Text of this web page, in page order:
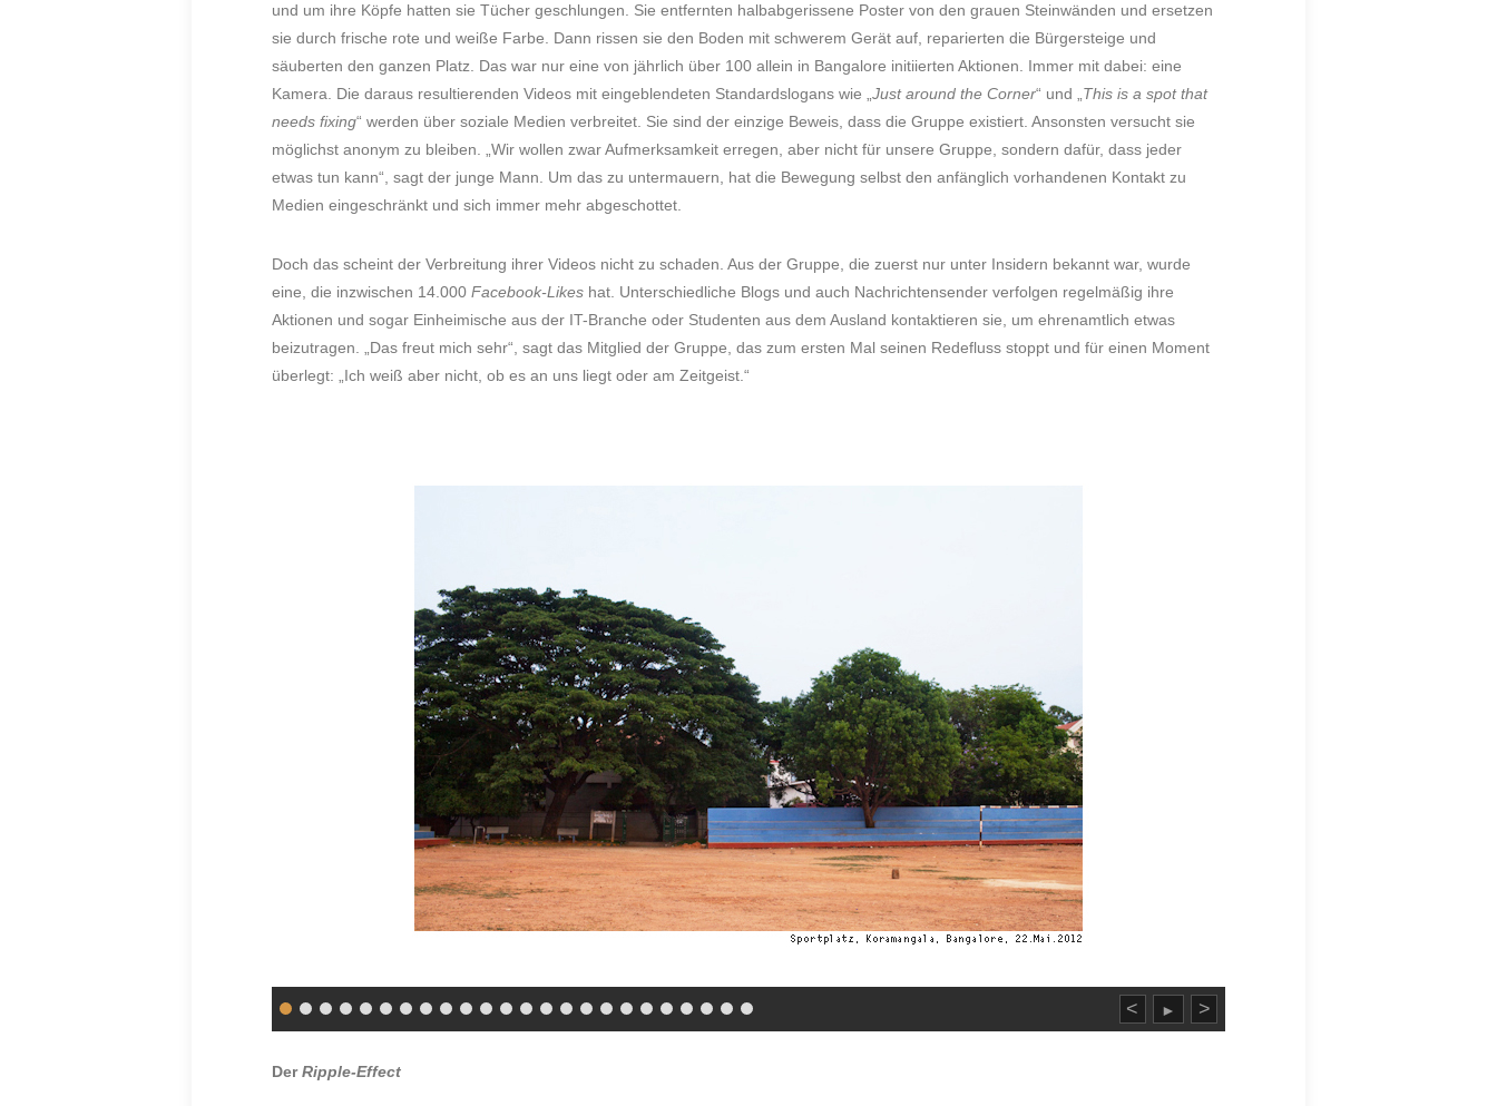
und um ihre Köpfe hatten sie Tücher geschlungen. Sie entfernten halbabgerissene Poster von den grauen Steinwänden und ersetzen
sie durch frische rote und weiße Farbe. Dann rissen sie den Boden mit schwerem Gerät auf, reparierten die Bürgersteige und
säuberten den ganzen Platz. Das war nur eine von jährlich über 100 allein in Bangalore initiierten Aktionen. Immer mit dabei: eine
Kamera. Die daraus resultierenden Videos mit eingeblendeten Standardslogans wie „ Just around the Corner“ und „ This is a spot that
needs fixing“ werden über soziale Medien verbreitet. Sie sind der einzige Beweis, dass die Gruppe existiert. Ansonsten versucht sie
möglichst anonym zu bleiben. „Wir wollen zwar Aufmerksamkeit erregen, aber nicht für unsere Gruppe, sondern dafür, dass jeder
etwas tun kann“, sagt der junge Mann. Um das zu untermauern, hat die Bewegung selbst den anfänglich vorhandenen Kontakt zu
Medien eingeschränkt und sich immer mehr abgeschottet.
Doch das scheint der Verbreitung ihrer Videos nicht zu schaden. Aus der Gruppe, die zuerst nur unter Insidern bekannt war, wurde
eine, die inzwischen 14.000 Facebook-Likes hat. Unterschiedliche Blogs und auch Nachrichtensender verfolgen regelmäßig ihre
Aktionen und sogar Einheimische aus der IT-Branche oder Studenten aus dem Ausland kontaktieren sie, um ehrenamtlich etwas
beizutragen. „Das freut mich sehr“, sagt das Mitglied der Gruppe, das zum ersten Mal seinen Redefluss stoppt und für einen Moment
überlegt: „Ich weiß aber nicht, ob es an uns liegt oder am Zeitgeist.“
< ► >
DerRipple-Effect